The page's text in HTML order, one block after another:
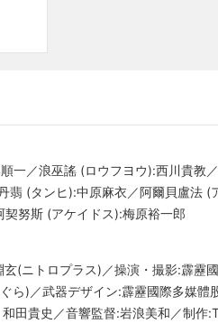
一／浪巫謠 (ロウフヨウ):西川貴教
(タンヒ):中原麻衣／阿爾貝盧法 (
努斯 (アケイドス):梅原裕一郎
(ニトロプラス)／操演・撮影:霹靂
ら)／武器デザイン:霹靂國際多媒體
田貴史／音響監督:岩浪美和／制